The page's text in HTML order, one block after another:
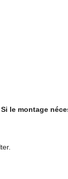
le montage